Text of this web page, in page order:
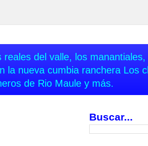
del valle, los
la nueva cumbia ranchera Los
de Rio Maule y más.
Buscar...